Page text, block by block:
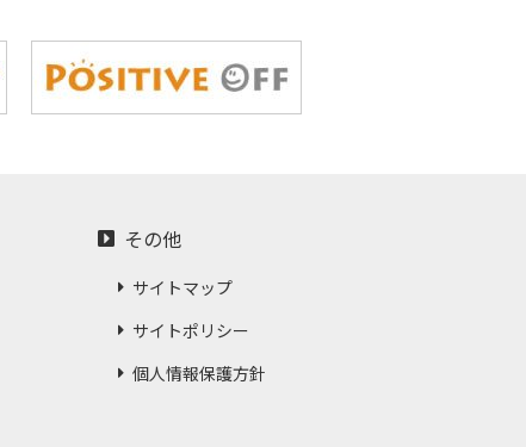
その他
サイトマップ
サイトポリシー
個人情報保護方針